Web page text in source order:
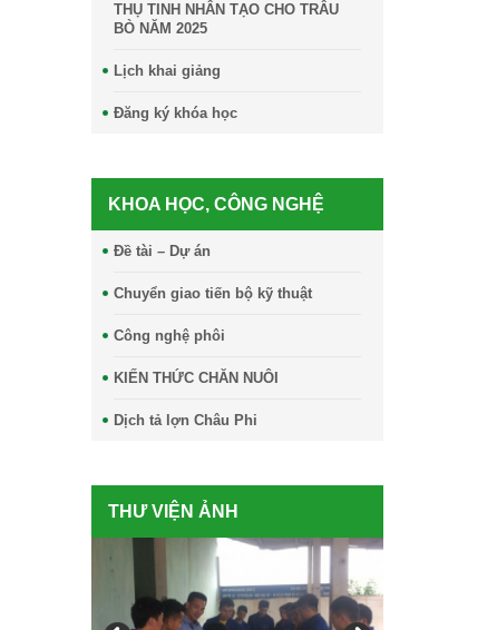
THỤ TINH NHÂN TẠO CHO TRÂU
BÒ NĂM 2025
Lịch khai giảng
Đăng ký khóa học
KHOA HỌC, CÔNG NGHỆ
Đề tài – Dự án
Chuyển giao tiến bộ kỹ thuật
Công nghệ phôi
KIẾN THỨC CHĂN NUÔI
Dịch tả lợn Châu Phi
THƯ VIỆN ẢNH